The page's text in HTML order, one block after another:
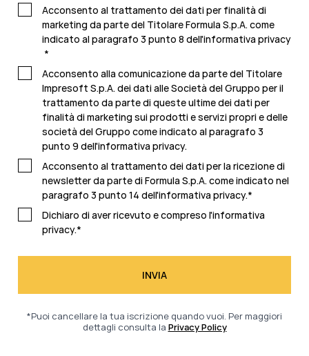
Acconsento al trattamento dei dati per finalità di
marketing da parte del Titolare Formula S.p.A. come
indicato al paragrafo 3 punto 8 dell'informativa privacy
*
Acconsento alla comunicazione da parte del Titolare
Impresoft S.p.A. dei dati alle Società del Gruppo per il
trattamento da parte di queste ultime dei dati per
finalità di marketing sui prodotti e servizi propri e delle
società del Gruppo come indicato al paragrafo 3
punto 9 dell'informativa privacy.
Acconsento al trattamento dei dati per la ricezione di
newsletter da parte di Formula S.p.A. come indicato nel
paragrafo 3 punto 14 dell'informativa privacy.*
Dichiaro di aver ricevuto e compreso l'informativa
privacy.*
*Puoi cancellare la tua iscrizione quando vuoi. Per maggiori
dettagli consulta la Privacy Policy